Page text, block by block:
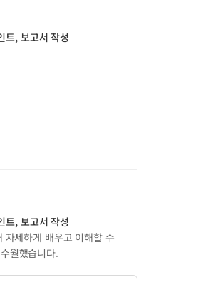
트, 보고서 작성
트, 보고서 작성
자세하게 배우고 이해할 수
월했습니다.